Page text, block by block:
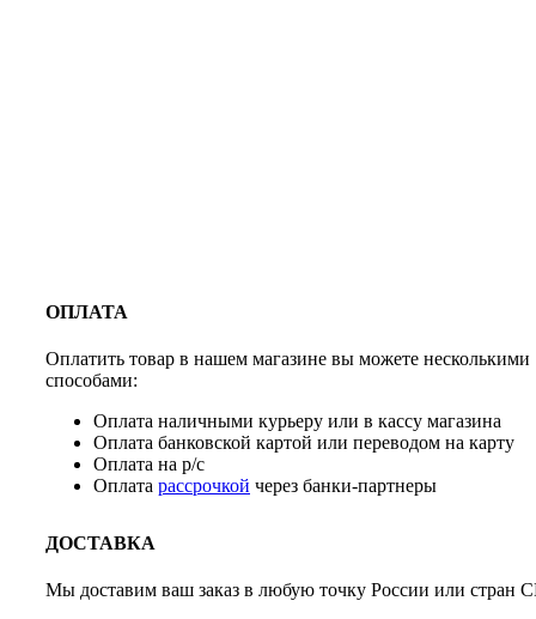
ОПЛАТА
Оплатить товар в нашем магазине вы можете несколькими
способами:
Оплата наличными курьеру или в кассу магазина
Оплата банковской картой или переводом на карту
Оплата на р/с
Оплата рассрочкой через банки-партнеры
ДОСТАВКА
Мы доставим ваш заказ в любую точку России или стран